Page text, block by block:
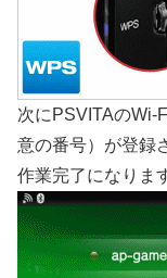
次にPSVITAのWi-
意の番号）が登録
作業完了になりま